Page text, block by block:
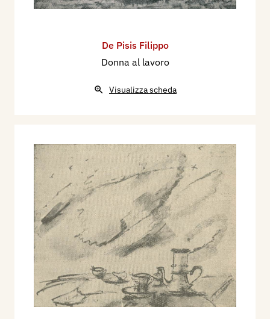
De Pisis Filippo
Donna al lavoro
Visualizza scheda